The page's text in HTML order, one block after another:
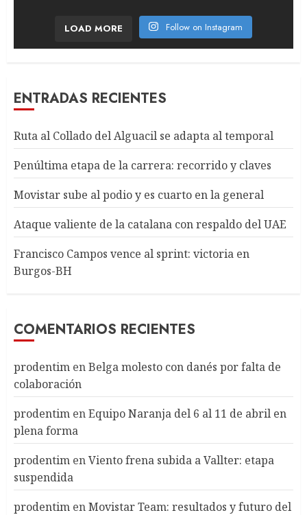
LOAD MORE Follow on Instagram
ENTRADAS RECIENTES
Ruta al Collado del Alguacil se adapta al temporal
Penúltima etapa de la carrera: recorrido y claves
Movistar sube al podio y es cuarto en la general
Ataque valiente de la catalana con respaldo del UAE
Francisco Campos vence al sprint: victoria en
Burgos-BH
COMENTARIOS RECIENTES
prodentim enBelga molesto con danés por falta de
colaboración
prodentim enEquipo Naranja del 6 al 11 de abril en
plena forma
prodentim enViento frena subida a Vallter: etapa
suspendida
prodentim enMovistar Team: resultados y futuro del